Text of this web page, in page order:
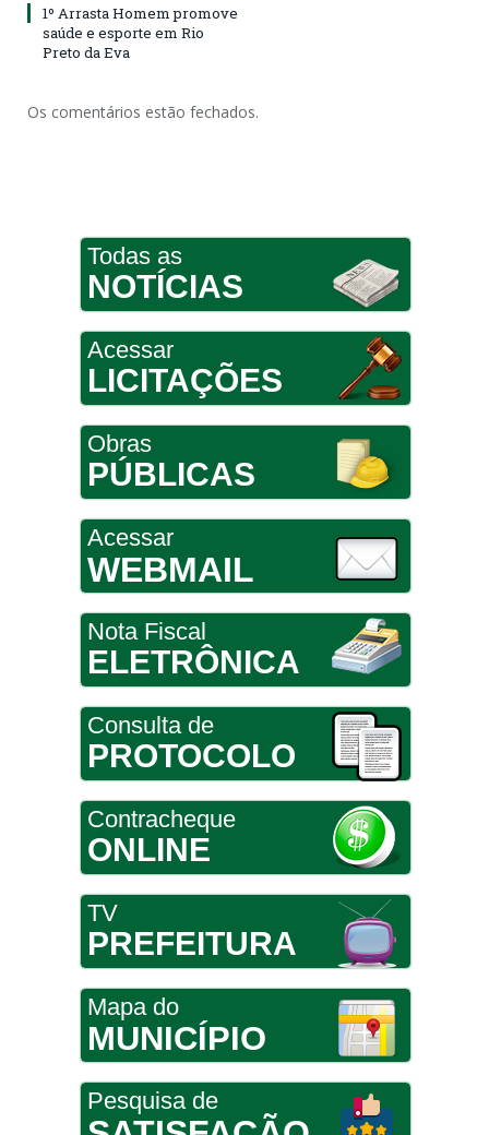
1º Arrasta Homem promove
saúde e esporte em Rio
Preto da Eva
Os comentários estão fechados.
Todas as
NOTÍCIAS
Acessar
LICITAÇÕES
Obras
PÚBLICAS
Acessar
WEBMAIL
Nota Fiscal
ELETRÔNICA
Consulta de
PROTOCOLO
Contracheque
ONLINE
TV
PREFEITURA
Mapa do
MUNICÍPIO
Pesquisa de